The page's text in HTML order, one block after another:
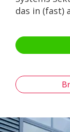
das in (fast)